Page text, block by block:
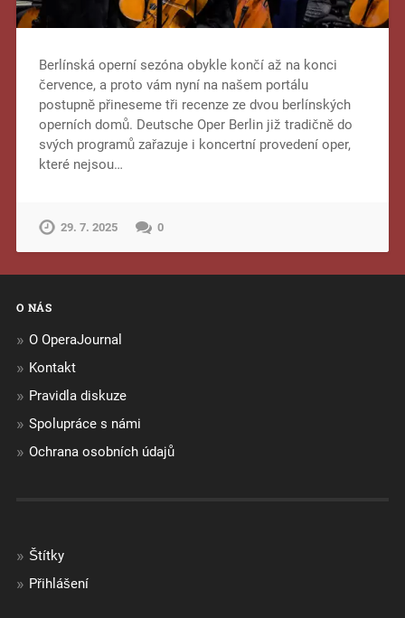
Berlínská operní sezóna obykle končí až na konci
července, a proto vám nyní na našem portálu
postupně přineseme tři recenze ze dvou berlínských
operních domů. Deutsche Oper Berlin již tradičně do
svých programů zařazuje i koncertní provedení oper,
které nejsou…
29. 7. 2025 0
O NÁS
O OperaJournal
Kontakt
Pravidla diskuze
Spolupráce s námi
Ochrana osobních údajů
Štítky
Přihlášení